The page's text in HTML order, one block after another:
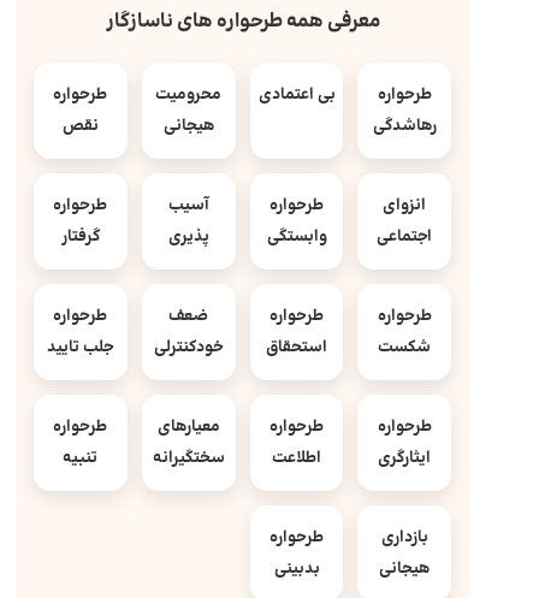
معرفی همه طرحواره های ناسازگار
طرحواره
رهاشدگی
بی اعتمادی
محرومیت
هیجانی
طرحواره
نقص
انزوای
اجتماعی
طرحواره
وابستگی
آسیب
پذیری
طرحواره
گرفتار
طرحواره
شکست
طرحواره
استحقاق
ضعف
خودکنترلی
طرحواره
جلب تایید
طرحواره
ایثارگری
طرحواره
اطلاعت
معیارهای
سختگیرانه
طرحواره
تنبیه
بازداری
هیجانی
طرحواره
بدبینی